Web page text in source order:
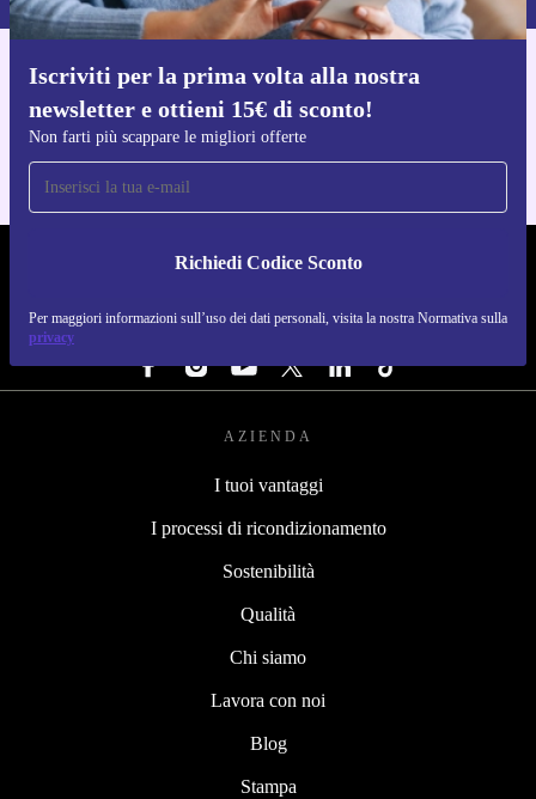
Iscriviti per la prima volta alla nostra
newsletter e ottieni 15€ di sconto!
Non farti più scappare le migliori offerte
Richiedi Codice Sconto
Per maggiori informazioni sull’uso dei dati personali, visita la nostra Normativa sulla
privacy
Scarica l'app di refurbed
Per iOS e Android
REFURBED ITALIA - RETHINK NEW.
SEGUICI SU
AZIENDA
I tuoi vantaggi
I processi di ricondizionamento
Sostenibilità
Qualità
Chi siamo
Lavora con noi
Blog
Stampa